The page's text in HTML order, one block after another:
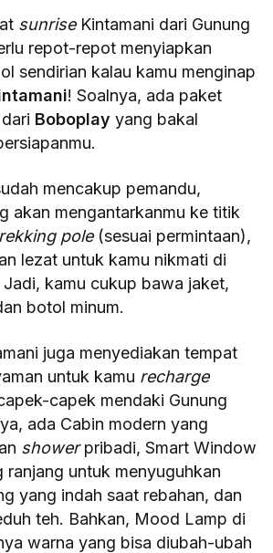
sunrise Kintamani dari Gunung
repot-repot menyiapkan
sendirian kalau kamu menginap
! Soalnya, ada paket
Boboplay yang bakal
mencakup pemandu,
akan mengantarkanmu ke titik
pole (sesuai permintaan),
lezat untuk kamu nikmati di
kamu cukup bawa jaket,
botol minum.
juga menyediakan tempat
untuk kamu recharge
capek mendaki Gunung
ada Cabin modern yang
showerpribadi, Smart Window
ranjang untuk menyuguhkan
yang indah saat rebahan, dan
teh. Bahkan, Mood Lamp di
warna yang bisa diubah-ubah